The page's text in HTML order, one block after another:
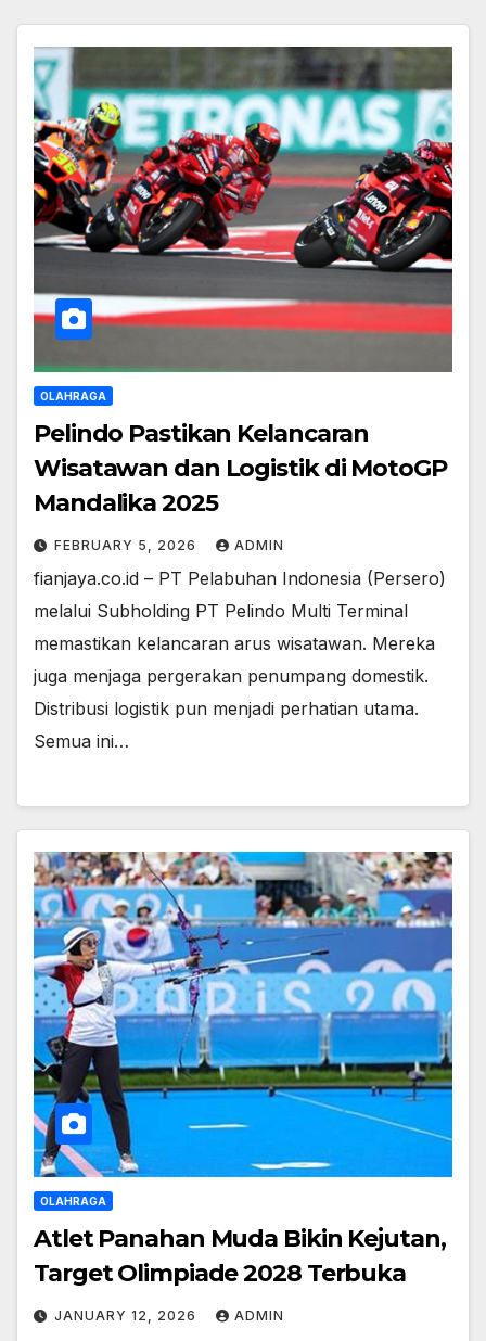
OLAHRAGA
Pelindo Pastikan Kelancaran
Wisatawan dan Logistik di MotoGP
Mandalika 2025
FEBRUARY 5, 2026 ADMIN
fianjaya.co.id – PT Pelabuhan Indonesia (Persero)
melalui Subholding PT Pelindo Multi Terminal
memastikan kelancaran arus wisatawan. Mereka
juga menjaga pergerakan penumpang domestik.
Distribusi logistik pun menjadi perhatian utama.
Semua ini…
OLAHRAGA
Atlet Panahan Muda Bikin Kejutan,
Target Olimpiade 2028 Terbuka
JANUARY 12, 2026 ADMIN